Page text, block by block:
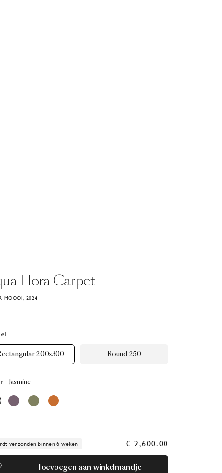
FloraCarpet
MOOOI, 2024
200x300 Round 250
Jasmine
verzonden binnen 6 weken € 2,600.00
Toevoegen aan winkelmandje